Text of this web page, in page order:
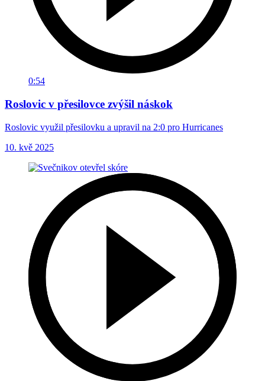
0:54
Roslovic v přesilovce zvýšil náskok
Roslovic využil přesilovku a upravil na 2:0 pro Hurricanes
10. kvě 2025